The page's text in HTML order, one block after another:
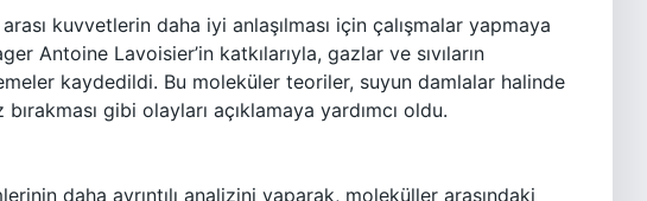
kuvvetlerin daha iyi anlaşılması için çalışmalar yapmaya
Antoine Lavoisier’in katkılarıyla, gazlar ve sıvıların
kaydedildi. Bu moleküler teoriler, suyun damlalar halinde
gibi olayları açıklamaya yardımcı oldu.
daha ayrıntılı analizini yaparak, moleküller arasındaki